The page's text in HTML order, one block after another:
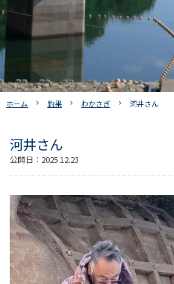
ホーム 釣果 わかさぎ 河井さん
河井さん
公開日： 2025.12.23